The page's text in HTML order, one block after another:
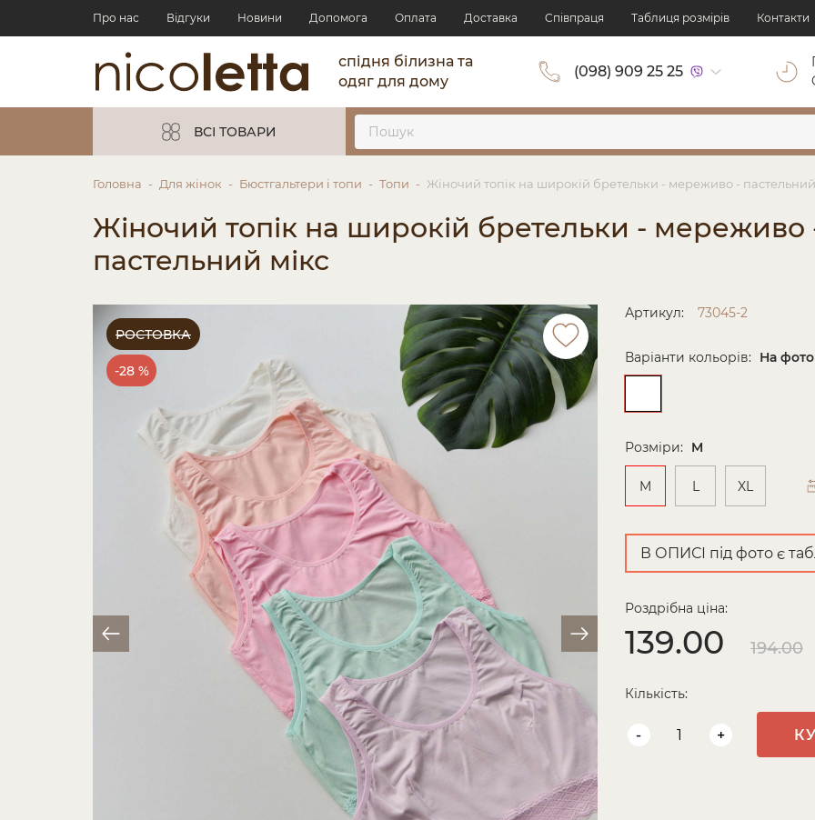
Про нас Відгуки Новини Допомога Оплата Доставка Cпівпраця Таблиця розмірів Контакти
спідня білизна та
одяг для дому
(098) 909 25 25
ВСІ ТОВАРИ
Головна Для жінок Бюстгальтери і топи Топи Жіночий топік на широкій бретельки - мереживо -
Жіночий топік на широкій бретельки - мереживо
пастельний мікс
РОСТОВКА
-28 %
Артикул: 73045-2
Варіанти кольорів: На фото
Розміри: M
M L XL
В ОПИСІ під фото є
Роздрібна ціна:
139.00 194.00
Кількість:
- +